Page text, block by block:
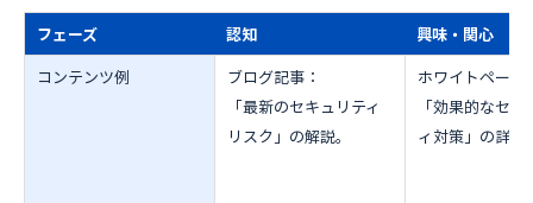
フェーズ 認知
興味・関心
コンテンツ例
ブログ記事：
「最新のセキュリティ
リスク」の解説。
ホワイトペーパ
「効果的なセ
ィ対策」の詳述